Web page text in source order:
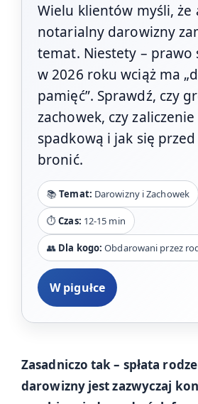
Wielu klientów myśli, że
notarialny darowizny
temat. Niestety – prawo
w 2026 roku wciąż ma
pamięć”. Sprawdź, czy
zachowek, czy
spadkową i jak się
bronić.
📚Temat: Darowizny i Zachowek
⏱️Czas: 12-15 min
👥 Dla kogo: Obdarowani przez
W pigułce
Zasadniczo tak – spłata
darowizny jest zazwyczaj